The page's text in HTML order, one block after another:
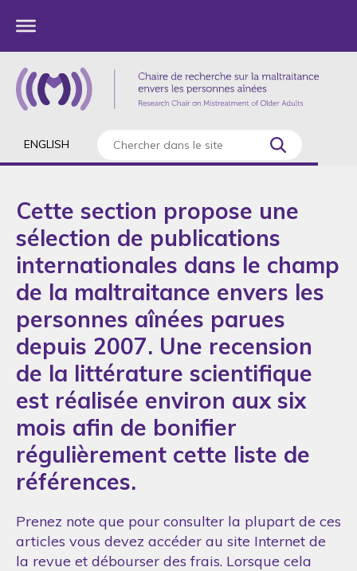
ENGLISH
Cette section propose une
sélection de publications
internationales dans le champ
de la maltraitance envers les
personnes aînées parues
depuis 2007. Une recension
de la littérature scientifique
est réalisée environ aux six
mois afin de bonifier
régulièrement cette liste de
références.
Prenez note que pour consulter la plupart de ces
articles vous devez accéder au site Internet de
la revue et débourser des frais. Lorsque cela